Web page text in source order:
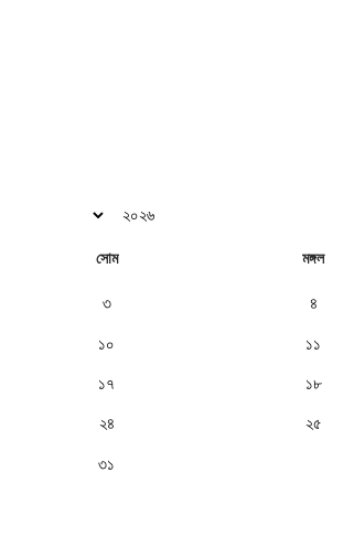
সোম মঙ্গল
৩ ৪
১০ ১১
১৭ ১৮
২৪ ২৫
৩১